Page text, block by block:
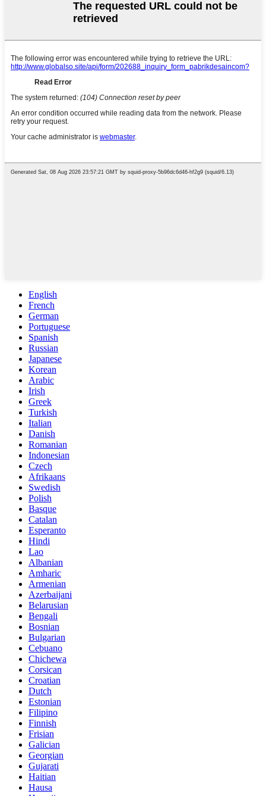
English
French
German
Portuguese
Spanish
Russian
Japanese
Korean
Arabic
Irish
Greek
Turkish
Italian
Danish
Romanian
Indonesian
Czech
Afrikaans
Swedish
Polish
Basque
Catalan
Esperanto
Hindi
Lao
Albanian
Amharic
Armenian
Azerbaijani
Belarusian
Bengali
Bosnian
Bulgarian
Cebuano
Chichewa
Corsican
Croatian
Dutch
Estonian
Filipino
Finnish
Frisian
Galician
Georgian
Gujarati
Haitian
Hausa